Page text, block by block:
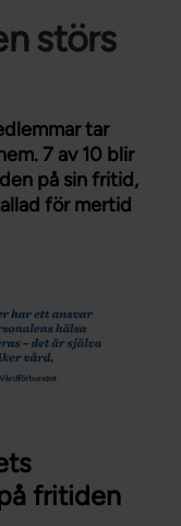
störs
tar
7 av 10 blir
på sin fritid,
för mertid
fritiden